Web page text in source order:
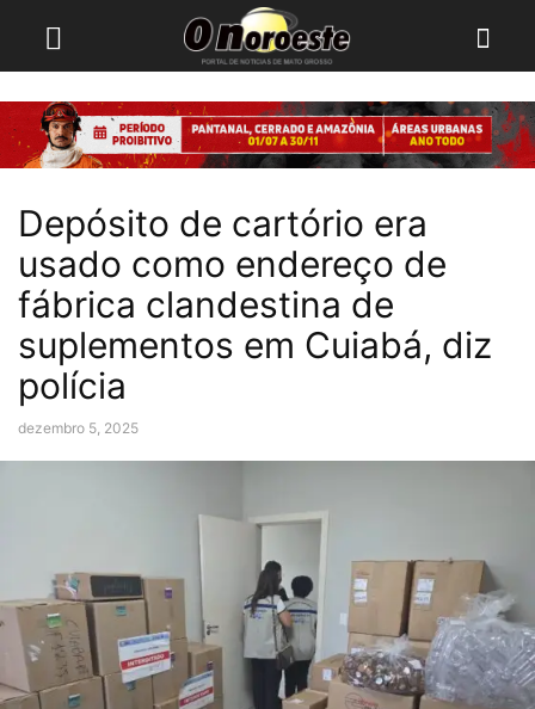
Depósito de cartório era
usado como endereço de
fábrica clandestina de
suplementos em Cuiabá, diz
polícia
dezembro 5, 2025